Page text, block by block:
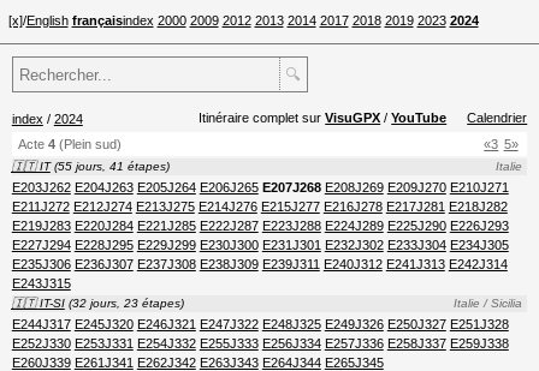
[x]/English françaisindex 2000 2009 2012 2013 2014 2017 2018 2019 2023 2024
🔍
index / 2024 Itinéraire complet surVisuGPX /YouTube
Calendrier
5»
«3
Acte4 (Plein sud)
🇮🇹 IT Italie
(55 jours, 41 étapes)
E203J262 E204J263 E205J264 E206J265 E207J268 E208J269 E209J270 E210J271
E211J272 E212J274 E213J275 E214J276 E215J277 E216J278 E217J281 E218J282
E219J283 E220J284 E221J285 E222J287 E223J288 E224J289 E225J290 E226J293
E227J294 E228J295 E229J299 E230J300 E231J301 E232J302 E233J304 E234J305
E235J306 E236J307 E237J308 E238J309 E239J311 E240J312 E241J313 E242J314
E243J315
🇮🇹 IT-SI Italie / Sicilia
(32 jours, 23 étapes)
E244J317 E245J320 E246J321 E247J322 E248J325 E249J326 E250J327 E251J328
E252J330 E253J331 E254J332 E255J333 E256J334 E257J336 E258J337 E259J338
E260J339 E261J341 E262J342 E263J343 E264J344 E265J345